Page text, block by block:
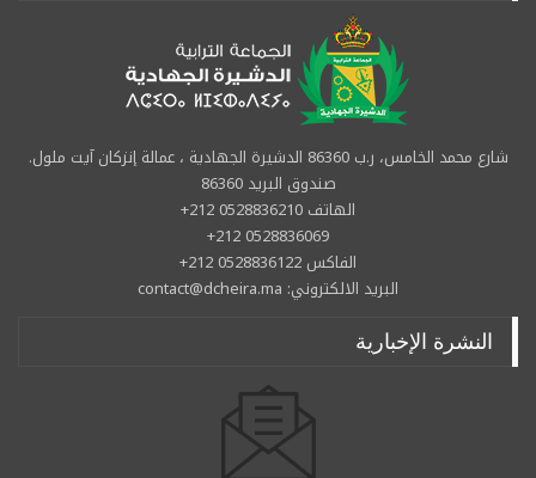
شارع محمد الخامس، ر.ب 86360 الدشيرة الجهادية ، عمالة إنزكان آيت ملول.
صندوق البريد 86360
الهاتف 0528836210 212+
0528836069 212+
الفاكس 0528836122 212+
البريد الالكتروني: contact@dcheira.ma
النشرة الإخبارية